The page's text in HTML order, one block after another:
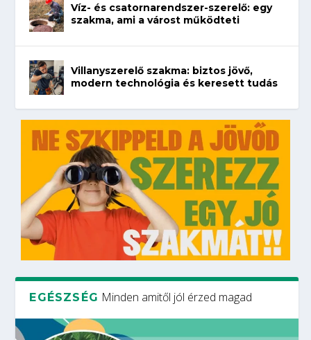
Víz- és csatornarendszer-szerelő: egy
szakma, ami a várost működteti
Villanyszerelő szakma: biztos jövő,
modern technológia és keresett tudás
EGÉSZSÉG Minden amitől jól érzed magad